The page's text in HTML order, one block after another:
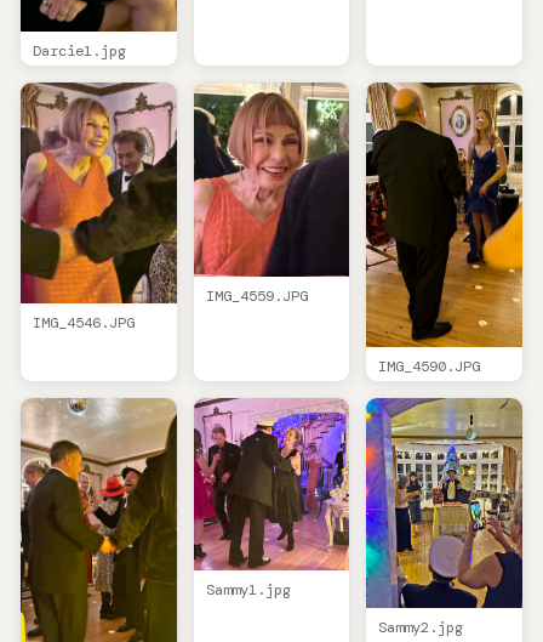
Darcie1.jpg
IMG_4546.JPG
IMG_4559.JPG
IMG_4590.JPG
Sammy1.jpg
Sammy2.jpg